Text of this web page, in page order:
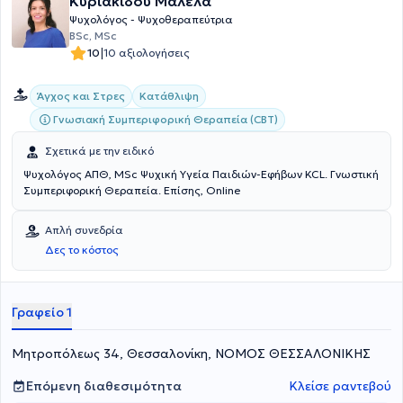
Ψυχολόγος - Ψυχοθεραπεύτρια
BSc, MSc
10|10 αξιολογήσεις
Άγχος και Στρες
Κατάθλιψη
Γνωσιακή Συμπεριφορική Θεραπεία (CBT)
Σχετικά με την ειδικό
Ψυχολόγος ΑΠΘ, MSc Ψυχική Υγεία Παιδιών-Εφήβων KCL. Γνωστική
Συμπεριφορική Θεραπεία. Επίσης, Online
Απλή συνεδρία
Δες το κόστος
Γραφείο 1
Μητροπόλεως 34, Θεσσαλονίκη, ΝΟΜΟΣ ΘΕΣΣΑΛΟΝΙΚΗΣ
Επόμενη διαθεσιμότητα
Κλείσε ραντεβού